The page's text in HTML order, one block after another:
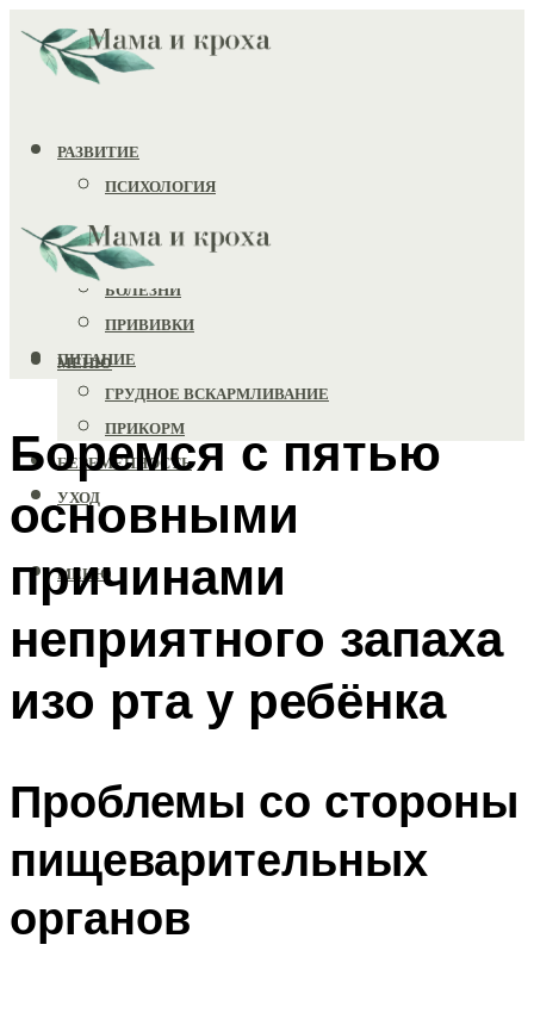
РАЗВИТИЕ
ПСИХОЛОГИЯ
ИГРУШКИ
ЗДОРОВЬЕ
БОЛЕЗНИ
ПРИВИВКИ
ПИТАНИЕ
ГРУДНОЕ ВСКАРМЛИВАНИЕ
ПРИКОРМ
БЕРЕМЕННОСТЬ
УХОД
МЕНЮ
МЕНЮ
Боремся с пятью
основными
причинами
неприятного запаха
изо рта у ребёнка
Проблемы со стороны
пищеварительных
органов